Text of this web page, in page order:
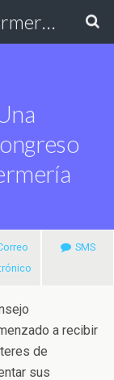
Excmo. Colegio de Enfermería de Cádiz
SMS
a recibir
de
sus